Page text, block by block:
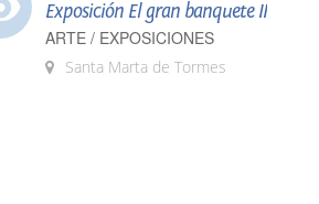
Exposición El gran banquete II
ARTE / EXPOSICIONES
Santa Marta de Tormes